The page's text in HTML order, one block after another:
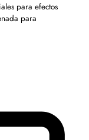
para efectos
para